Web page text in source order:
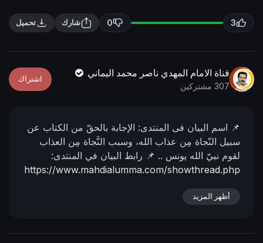
g
u
l
c
3
0 شارك تحميل
قناة الامام المهدي ناصر محمد اليماني
307 مشتركين
اشتراك
📌 اسم البیان فی المنتدى: الإجابة بالحقّ من الكتاب عن
سبيل النّجاة مِن عذاب الله، وسبب النَّجاة مِن العذاب
لقوم نبيّ الله يونس .. 📌 رابط البيان في المنتدى:
https://www.mahdialumma.com/showthread.php
أظهر المزيد